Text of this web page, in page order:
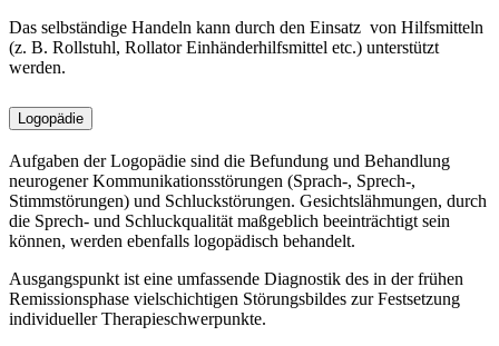
Das selbständige Handeln kann durch den Einsatz von Hilfsmitteln
(z. B. Rollstuhl, Rollator Einhänderhilfsmittel etc.) unterstützt
werden.
Logopädie
Aufgaben der Logopädie sind die Befundung und Behandlung
neurogener Kommunikationsstörungen (Sprach-, Sprech-,
Stimmstörungen) und Schluckstörungen. Gesichtslähmungen, durch
die Sprech- und Schluckqualität maßgeblich beeinträchtigt sein
können, werden ebenfalls logopädisch behandelt.
Ausgangspunkt ist eine umfassende Diagnostik des in der frühen
Remissionsphase vielschichtigen Störungsbildes zur Festsetzung
individueller Therapieschwerpunkte.